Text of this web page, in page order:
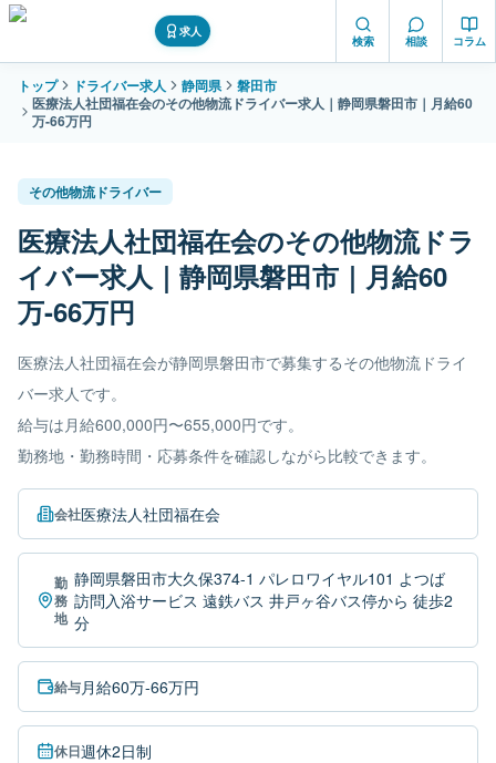
求人
検索 相談 コラム
トップ ドライバー求人 静岡県
磐田市
医療法人社団福在会のその他物流ドライバー求人｜静岡県磐田市｜月給60
万-66万円
その他物流ドライバー
医療法人社団福在会のその他物流ドラ
イバー求人｜静岡県磐田市｜月給60
万-66万円
医療法人社団福在会が静岡県磐田市で募集するその他物流ドライ
バー求人です。
給与は月給600,000円〜655,000円です。
勤務地・勤務時間・応募条件を確認しながら比較できます。
会社医療法人社団福在会
勤
務
地
静岡県磐田市大久保374-1 パレロワイヤル101 よつば
訪問入浴サービス 遠鉄バス 井戸ヶ谷バス停から 徒歩2
分
給与月給60万-66万円
休日週休2日制